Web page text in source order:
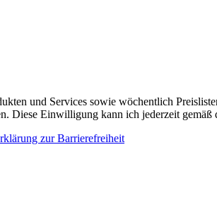
und Services sowie wöchentlich
Diese Einwilligung kann ich jederzeit gemäß
zur Barrierefreiheit